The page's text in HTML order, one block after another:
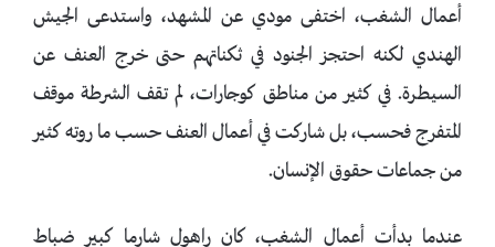
أعمال الشغب، اختفى مودي عن المشهد، واستدعى الجيش
الهندي لكنه احتجز الجنود في ثكناتهم حتى خرج العنف عن
السيطرة. في كثير من مناطق كوجارات، لم تقف الشرطة موقف
المتفرج فحسب، بل شاركت في أعمال العنف حسب ما روته كثير
من جماعات حقوق الإنسان.
عندما بدأت أعمال الشغب، كان راهول شارما كبير ضباط